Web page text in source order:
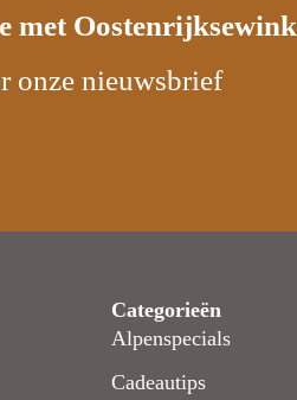
met
onze nieuwsbrief
Categorieën
Alpenspecials
Cadeautips